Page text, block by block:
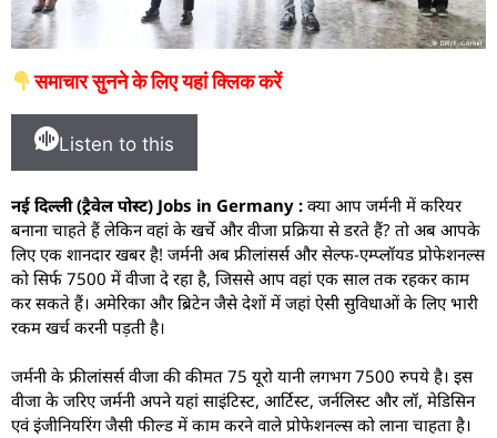
समाचार सुनने के लिए यहां क्लिक करें
Listen to this
नई दिल्ली (ट्रैवेल पोस्ट) Jobs in Germany : क्या आप जर्मनी में करियर
बनाना चाहते हैं लेकिन वहां के खर्चे और वीजा प्रक्रिया से डरते हैं? तो अब आपके
लिए एक शानदार खबर है! जर्मनी अब फ्रीलांसर्स और सेल्फ-एम्प्लॉयड प्रोफेशनल्स
को सिर्फ 7500 में वीजा दे रहा है, जिससे आप वहां एक साल तक रहकर काम
कर सकते हैं। अमेरिका और ब्रिटेन जैसे देशों में जहां ऐसी सुविधाओं के लिए भारी
रकम खर्च करनी पड़ती है।
जर्मनी के फ्रीलांसर्स वीजा की कीमत 75 यूरो यानी लगभग 7500 रुपये है। इस
वीजा के जरिए जर्मनी अपने यहां साइंटिस्ट, आर्टिस्ट, जर्नलिस्ट और लॉ, मेडिसिन
एवं इंजीनियरिंग जैसी फील्ड में काम करने वाले प्रोफेशनल्स को लाना चाहता है।